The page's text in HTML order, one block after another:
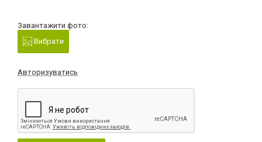
Завантажити фото:
Вибрати
Авторизуватись